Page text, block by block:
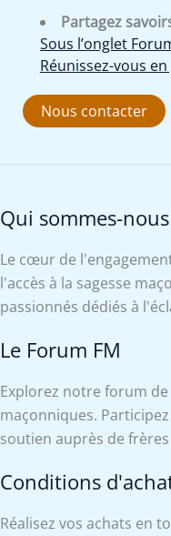
Partagez
Sous l’onglet
Réunissez-vous
Nous contacter
Qui sommes-nous
Le cœur de
l'accès à la sagesse
passionnés dédiés à
Le Forum FM
Explorez notre forum
maçonniques.
soutien auprès de
Conditions
Réalisez vos achats en